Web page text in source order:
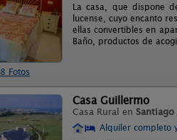
8 Fotos
La casa, que dispone
lucense, cuyo encanto
ellas convertibles en
Baño, productos de
Casa Guillermo
Casa Rural en Santiago
Alquiler completo